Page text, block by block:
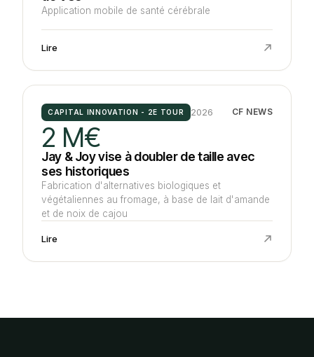
Application mobile de santé cérébrale
Lire
CAPITAL INNOVATION - 2E TOUR 2026 CF NEWS
2 M€
Jay & Joy vise à doubler de taille avec
ses historiques
Fabrication d'alternatives biologiques et
végétaliennes au fromage, à base de lait d'amande
et de noix de cajou
Lire